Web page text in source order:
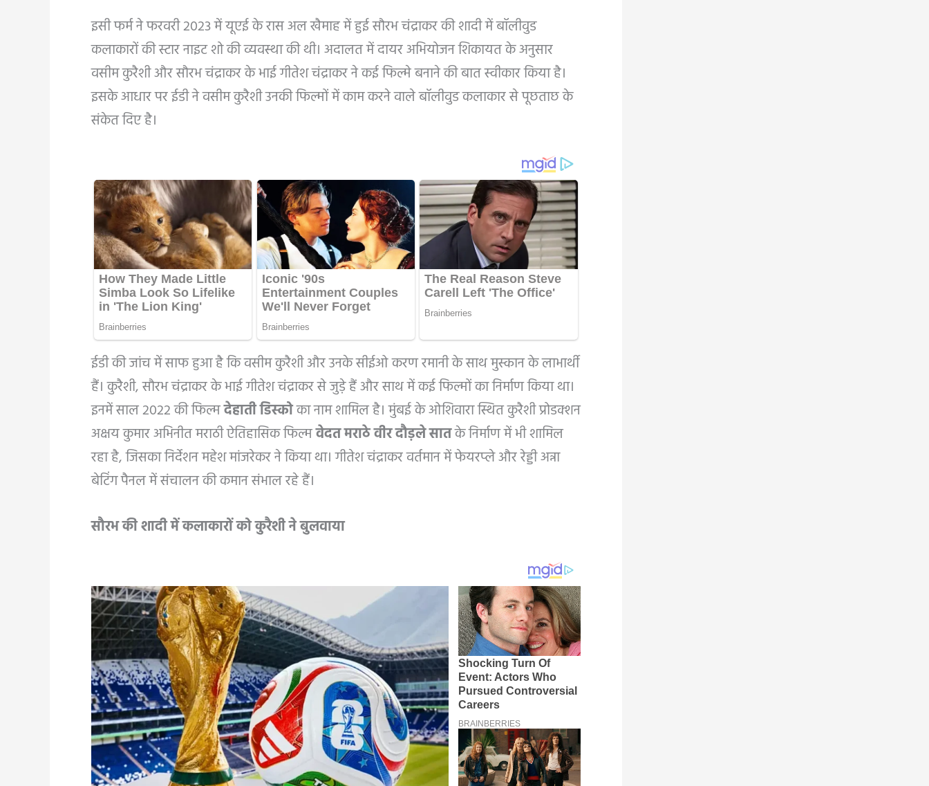
इसी फर्म ने फरवरी 2023 में यूएई के रास अल खैमाह में हुई सौरभ चंद्राकर की शादी में बॉलीवुड
कलाकारों की स्टार नाइट शो की व्यवस्था की थी। अदालत में दायर अभियोजन शिकायत के अनुसार
वसीम कुरैशी और सौरभ चंद्राकर के भाई गीतेश चंद्राकर ने कई फिल्मे बनाने की बात स्वीकार किया है।
इसके आधार पर ईडी ने वसीम कुरैशी उनकी फिल्मों में काम करने वाले बॉलीवुड कलाकार से पूछताछ के
संकेत दिए है।
ईडी की जांच में साफ हुआ है कि वसीम कुरैशी और उनके सीईओ करण रमानी के साथ मुस्कान के लाभार्थी
हैं। कुरैशी, सौरभ चंद्राकर के भाई गीतेश चंद्राकर से जुड़े हैं और साथ में कई फिल्मों का निर्माण किया था।
इनमें साल 2022 की फिल्मदेहाती डिस्कोका नाम शामिल है। मुंबई के ओशिवारा स्थित कुरैशी प्रोडक्शन
अक्षय कुमार अभिनीत मराठी ऐतिहासिक फिल्मवेदत मराठे वीर दौड़ले सातके निर्माण में भी शामिल
रहा है, जिसका निर्देशन महेश मांजरेकर ने किया था। गीतेश चंद्राकर वर्तमान में फेयरप्ले और रेड्डी अन्ना
बेटिंग पैनल में संचालन की कमान संभाल रहे हैं।
सौरभ की शादी में कलाकारों को कुरैशी ने बुलवाया